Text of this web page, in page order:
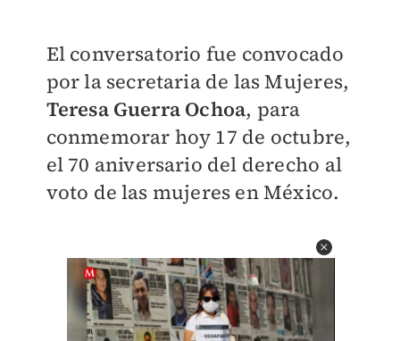
El conversatorio fue convocado
por la secretaria de las Mujeres,
Teresa Guerra Ochoa, para
conmemorar hoy 17 de octubre,
el 70 aniversario del derecho al
voto de las mujeres en México.